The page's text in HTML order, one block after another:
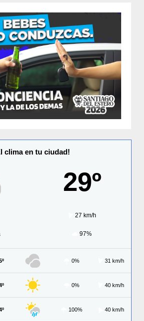
clima en tu ciudad!
29º
27 km/h
97%
0% 31 km/h
0% 40 km/h
100% 40 km/h